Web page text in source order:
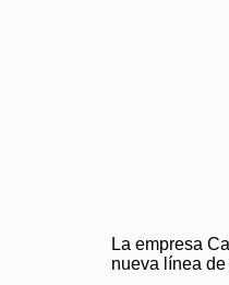
La empresa
nueva línea